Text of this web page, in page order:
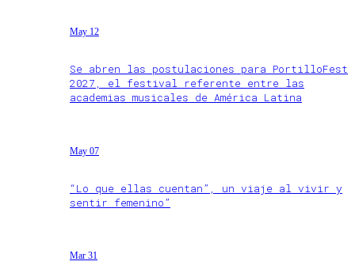
May 12
Se abren las postulaciones para PortilloFest
2027, el festival referente entre las
academias musicales de América Latina
May 07
“Lo que ellas cuentan”, un viaje al vivir y
sentir femenino”
Mar 31